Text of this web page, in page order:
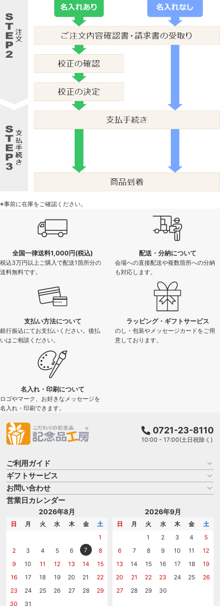
※事前に在庫をご確認ください。
全国一律送料1,000円(税込)
税込3万円以上ご購入で配送1箇所分の
送料無料です。
配送・分納について
会場への直接配送や複数箇所への分納
も対応します。
支払い方法について
銀行振込にてお支払いください。後払
いはご相談ください。
ラッピング・ギフトサービス
のし・包装やメッセージカードをご用
意しております。
名入れ・印刷について
ロゴやマーク、お好きなメッセージを
名入れ・印刷できます。
0721-23-8110
10:00 - 17:00(土日祝除く)
ご利用ガイド
お買い物ガイド
よくある質問
はじめての記念品選び
記念品工房の使い方
ギフトサービス
名入れについて
のし
メッセージカード
お問い合わせ
商品選びを相談する
名入れについて相談する
カタログを請求する
営業日カレンダー
2026年8月
日 月 火 水 木 金
土
1
2
3 4 5 6 7
8
9
10 11 12 13 14
15
16
17 18 19 20 21
22
23
24 25 26 27 28
29
30
31
2026年9月
日 月 火 水 木 金
土
1
2 3 4
5
6
7 8 9 10 11
12
13
14 15 16 17 18
19
20
21 22 23 24 25
26
27
28 29 30